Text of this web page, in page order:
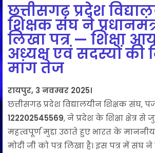
छत्तीसगढ़ प्रदेश
शिक्षक संघ ने
लिखा पत्र — शिक्षा
अध्यक्ष एवं सदस्यों की
मांग तेज
रायपुर, 3 नवम्बर 2025।
छत्तीसगढ़ प्रदेश विद्यालयीन शिक्षक संघ,
122202545569, ने प्रदेश के शिक्षा क्षेत्र
महत्वपूर्ण मुद्दा उठाते हुए भारत के माननीय
मोदी जी को पत्र लिखा है। इस पत्र में संघ ने